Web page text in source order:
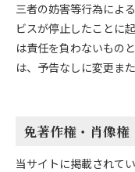
三者の妨害等行為によ
ビスが停止したことに
は責任を負わないもの
は、予告なしに変更ま
免著作権・肖像権
当サイトに掲載されて